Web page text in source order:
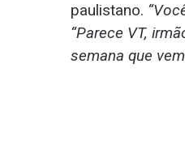
paulistano.
“Parece VT,
semana que